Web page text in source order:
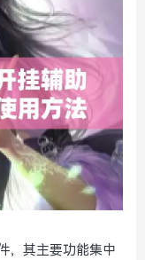
，其主要功能集中